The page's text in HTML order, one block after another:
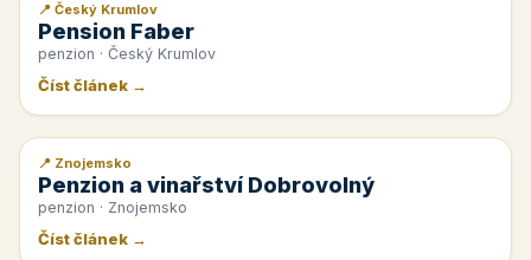
📰 PR článek
📍 Český Krumlov
Pension Faber
penzion · Český Krumlov
Číst článek →
📰 PR článek
📍 Znojemsko
Penzion a vinařství Dobrovolný
penzion · Znojemsko
Číst článek →